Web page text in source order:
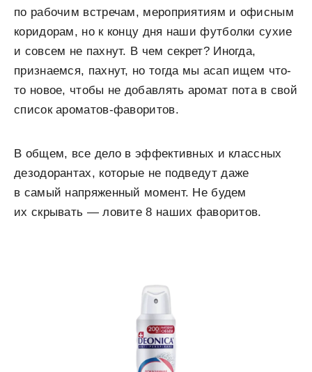
по рабочим встречам, мероприятиям и офисным
коридорам, но к концу дня наши футболки сухие
и совсем не пахнут. В чем секрет? Иногда,
признаемся, пахнут, но тогда мы асап ищем что-
то новое, чтобы не добавлять аромат пота в свой
список ароматов-фаворитов.
В общем, все дело в эффективных и классных
дезодорантах, которые не подведут даже
в самый напряженный момент. Не будем
их скрывать — ловите 8 наших фаворитов.